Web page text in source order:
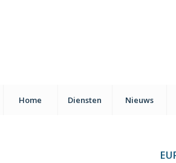
Home Diensten Nieuws